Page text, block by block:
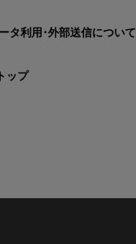
タ利用･外部送信について
ップ